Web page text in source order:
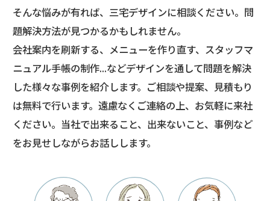
そんな悩みが有れば、三宅デザインに相談ください。問
題解決方法が見つかるかもしれません。
会社案内を刷新する、メニューを作り直す、スタッフマ
ニュアル手帳の制作...などデザインを通して問題を解決
した様々な事例を紹介します。 ご相談や提案、見積もり
は無料で行います。遠慮なくご連絡の上、お気軽に来社
ください。 当社で出来ること、出来ないこと、事例など
をお見せしながらお話しします。